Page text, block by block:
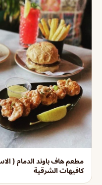
مطعم هاف باوند الدمام (
كافيهات الشرقية